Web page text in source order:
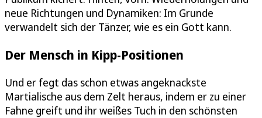
neue Richtungen und Dynamiken: Im Grunde
verwandelt sich der Tänzer, wie es ein Gott kann.
Der Mensch in Kipp-Positionen
Und er fegt das schon etwas angeknackste
Martialische aus dem Zelt heraus, indem er zu einer
Fahne greift und ihr weißes Tuch in den schönsten